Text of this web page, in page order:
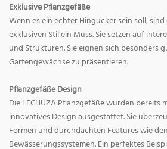
Exklusive Pflanzgefäße
Wenn es ein echter Hingucker sein soll,
exklusiven Stil ein Muss. Sie setzen auf
und Strukturen. Sie eignen sich besonders
Gartengewächse zu präsentieren.
Pflanzgefäße Design
Die LECHUZA Pflanzgefäße wurden bereits
innovatives Design ausgestattet. Sie
Formen und durchdachten Features wie
Bewässerungssystemen. Ein perfektes